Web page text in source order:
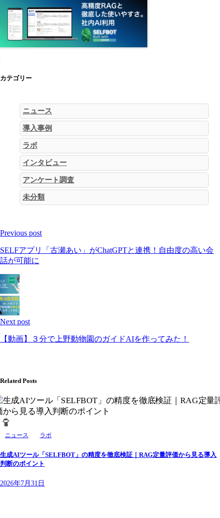
カテゴリー
ニュース
導入事例
ラボ
インタビュー
アンケート調査
未分類
Previous post
SELFアプリ「古瀬あい」がChatGPTと連携！自由度の高い会
話が可能に
Next post
【動画】３分で上野動物園のガイドAIを作ってみた！
Related Posts
ニュース ラボ
生成AIツール「SELFBOT」の精度を徹底検証｜RAG定量評価から見る導入
判断のポイント
2026年7月31日